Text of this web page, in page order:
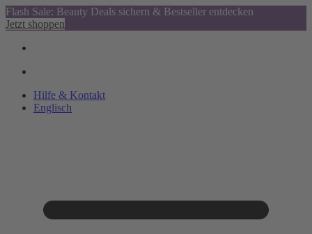
Flash Sale: Beauty Deals sichern & Bestseller entdecken
Jetzt shoppen
Hilfe & Kontakt
Englisch